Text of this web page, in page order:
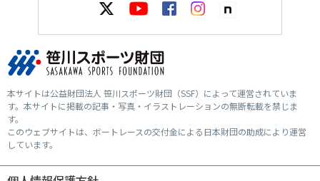
本サイトは公益財団法人 笹川スポーツ財団（SSF）によって運営されていま
す。本サイトに掲載の記事・写真・イラストレーションの無断転載を禁じま
す。
このウェブサイトは、ボートレースの交付金による日本財団の助成により運営
しています。